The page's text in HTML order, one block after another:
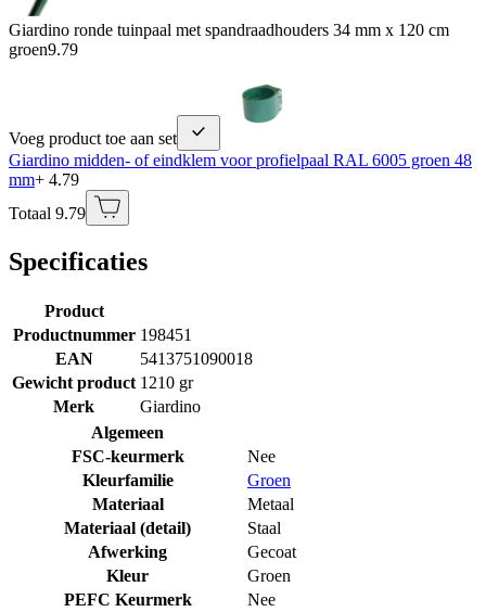
Giardino ronde tuinpaal met spandraadhouders 34 mm x 120 cm
groen9.79
Voeg product toe aan set
Giardino midden- of eindklem voor profielpaal RAL 6005 groen 48
mm+ 4.79
Totaal 9.79
Specificaties
Product
Productnummer 198451
EAN
5413751090018
Gewicht product 1210 gr
Merk
Giardino
Algemeen
FSC-keurmerk
Nee
Kleurfamilie
Groen
Materiaal
Metaal
Materiaal (detail)
Staal
Afwerking
Gecoat
Kleur
Groen
PEFC Keurmerk
Nee